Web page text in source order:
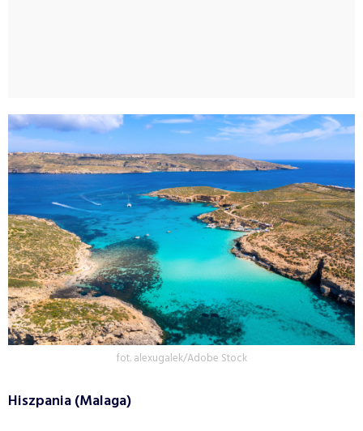
fot. alexugalek/Adobe Stock
Hiszpania (Malaga)